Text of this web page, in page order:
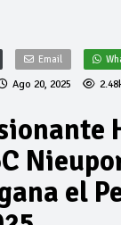
Email
Ago 20, 2025
el